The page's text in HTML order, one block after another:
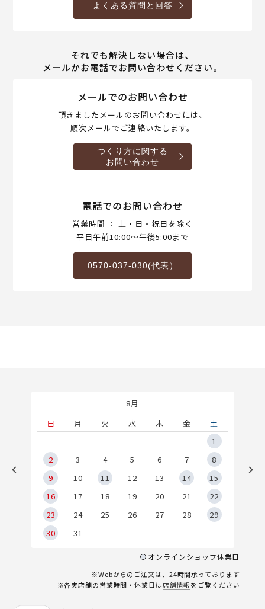
よくある質問と回答
それでも解決しない場合は、
メールかお電話でお問い合わせください。
メールでのお問い合わせ
頂きましたメールのお問い合わせには、
順次メールでご連絡いたします。
つくり方に関する
お問い合わせ
電話でのお問い合わせ
営業時間 ： 土・日・祝日を除く
平日午前10:00～午後5:00まで
0570-037-030(代表）
8月
日
月 火 水 木 金
土
1
2
3 4 5 6 7
8
9
10 11 12 13 14
15
16
17 18 19 20 21
22
23
24 25 26 27 28
29
30
31
オンラインショップ休業日
※Webからのご注文は、24時間承っております
※各実店舗の営業時間・休業日は店舗情報をご覧ください